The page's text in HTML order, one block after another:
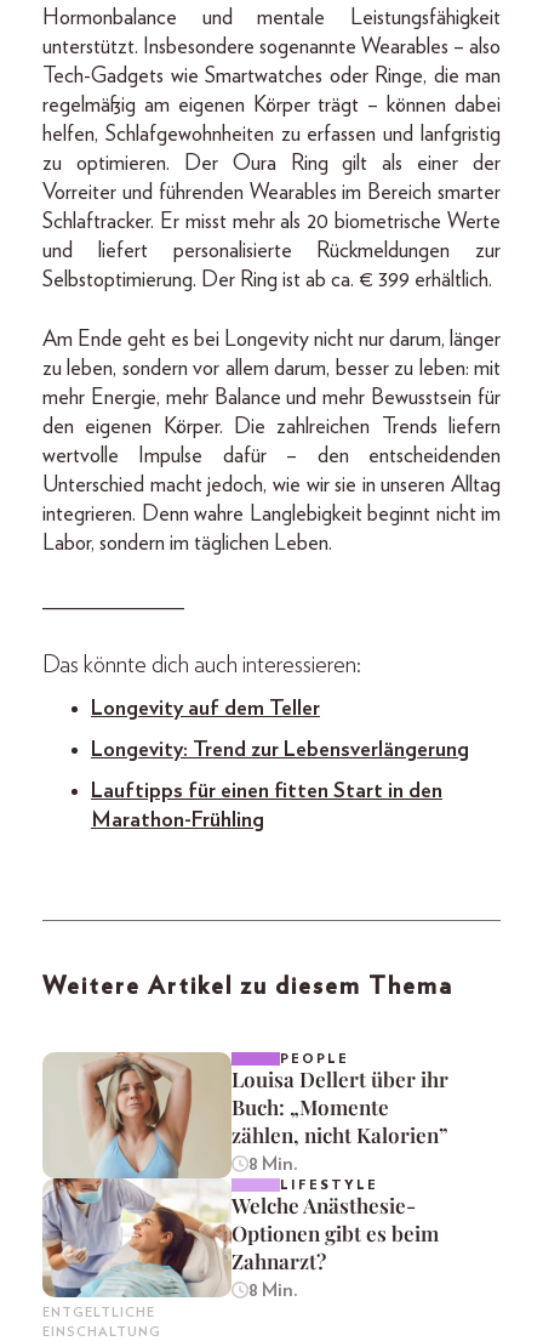
Hormonbalance und mentale Leistungsfähigkeit
unterstützt. Insbesondere sogenannte Wearables – also
Tech-Gadgets wie Smartwatches oder Ringe, die man
regelmäßig am eigenen Körper trägt – können dabei
helfen, Schlafgewohnheiten zu erfassen und lanfgristig
zu optimieren. Der Oura Ring gilt als einer der
Vorreiter und führenden Wearables im Bereich smarter
Schlaftracker. Er misst mehr als 20 biometrische Werte
und liefert personalisierte Rückmeldungen zur
Selbstoptimierung. Der Ring ist ab ca. € 399 erhältlich.
Am Ende geht es bei Longevity nicht nur darum, länger
zu leben, sondern vor allem darum, besser zu leben: mit
mehr Energie, mehr Balance und mehr Bewusstsein für
den eigenen Körper. Die zahlreichen Trends liefern
wertvolle Impulse dafür – den entscheidenden
Unterschied macht jedoch, wie wir sie in unseren Alltag
integrieren. Denn wahre Langlebigkeit beginnt nicht im
Labor, sondern im täglichen Leben.
_____________
Das könnte dich auch interessieren:
Longevity auf dem Teller
Longevity: Trend zur Lebensverlängerung
Lauftipps für einen fitten Start in den
Marathon-Frühling
Weitere Artikel zu diesem Thema
PEOPLE
Louisa Dellert über ihr
Buch: „Momente
zählen, nicht Kalorien”
8 Min.
ENTGELTLICHE
EINSCHALTUNG
LIFESTYLE
Welche Anästhesie-
Optionen gibt es beim
Zahnarzt?
8 Min.